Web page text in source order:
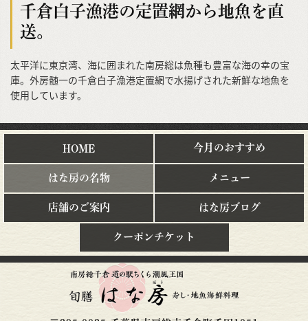
千倉白子漁港の定置網から地魚を直
送。
太平洋に東京湾、海に囲まれた南房総は魚種も豊富な海の幸の宝
庫。外房髄一の千倉白子漁港定置網で水揚げされた新鮮な地魚を
使用しています。
HOME 今月のおすすめ
はな房の名物 メニュー
店舗のご案内 はな房ブログ
クーポンチケット